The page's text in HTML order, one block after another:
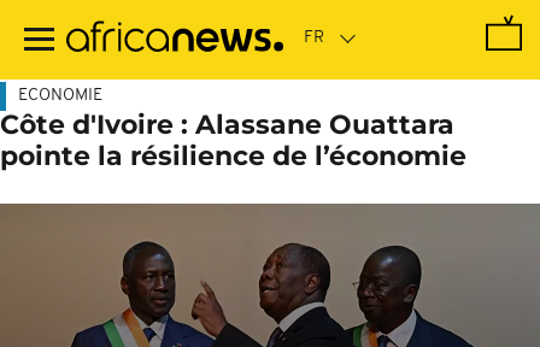
contenu
ECONOMIE
Côte d'Ivoire : Alassane Ouattara
pointe la résilience de l’économie